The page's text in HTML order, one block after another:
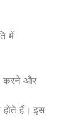
में
करने और
होते हैं। इस